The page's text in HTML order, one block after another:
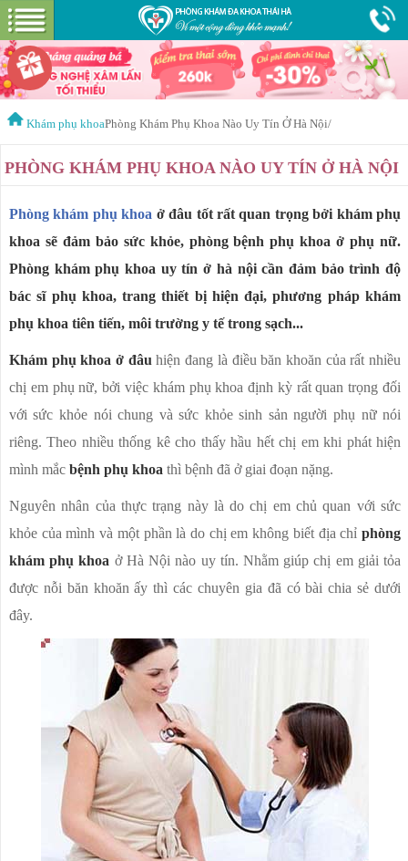
Hotline:0365 115 116 Miễn phí tư vấn
PHÁ THAI
KIẾN THỨC THAI NGHÉN
PHÁ THAI AN TOÀN
KẾ HOẠCH HÓA GIA ĐÌNH
PHƯƠNG PHÁP PHÁ THAI
THAI NGOÀI TỬ CUNG
PHÁ THAI BẰNG THUỐC
PHÒNG KHÁM
Khám phụ khoa /
Phòng Khám Phụ Khoa Nào Uy Tín Ở Hà Nội
PHÒNG KHÁM PHỤ KHOA NÀO UY TÍN Ở HÀ NỘI
Phòng khám phụ khoa ở đâu tốt rất quan trọng bởi khám phụ
khoa sẽ đảm bảo sức khỏe, phòng bệnh phụ khoa ở phụ nữ.
Phòng khám phụ khoa uy tín ở hà nội cần đảm bảo trình độ
bác sĩ phụ khoa, trang thiết bị hiện đại, phương pháp khám
phụ khoa tiên tiến, môi trường y tế trong sạch...
Khám phụ khoa ở đâu hiện đang là điều băn khoăn của rất nhiều
chị em phụ nữ, bởi việc khám phụ khoa định kỳ rất quan trọng đối
với sức khỏe nói chung và sức khỏe sinh sản người phụ nữ nói
riêng. Theo nhiều thống kê cho thấy hầu hết chị em khi phát hiện
mình mắc bệnh phụ khoa thì bệnh đã ở giai đoạn nặng.
Nguyên nhân của thực trạng này là do chị em chủ quan với sức
khỏe của mình và một phần là do chị em không biết địa chỉphòng
khám phụ khoa ở Hà Nội nào uy tín. Nhằm giúp chị em giải tỏa
được nỗi băn khoăn ấy thì các chuyên gia đã có bài chia sẻ dưới
đây.